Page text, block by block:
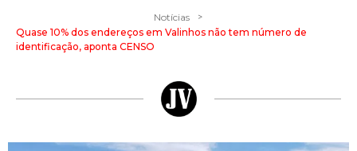
Notícias >
Quase 10% dos endereços em Valinhos não tem número de
identificação, aponta CENSO